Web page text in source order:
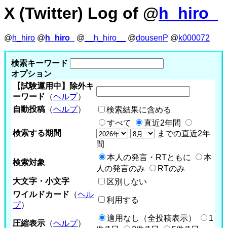
X (Twitter) Log of @h_hiro_
@h_hiro @ h_hiro_ @ __h_hiro__ @dousenP @k000072
検索キーワード
オプション
【試験運用中】除外キ
ーワード （ヘルプ）
自動投稿 （ヘルプ） 検索結果に含める
検索する期間
すべて
直近2年間
までの直近2年
間
検索対象
本人の発言・RTともに
本
人の発言のみ
RTのみ
大文字・小文字
区別しない
ワイルドカード （ヘル
プ）
利用する
圧縮表示 （ヘルプ）
適用なし（全投稿表示）
1